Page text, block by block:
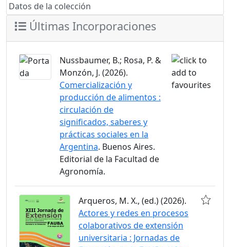
Datos de la colección
Últimas Incorporaciones
Nussbaumer, B.; Rosa, P. &
Monzón, J. (2026).
Comercialización y
producción de alimentos :
circulación de
significados, saberes y
prácticas sociales en la
Argentina. Buenos Aires.
Editorial de la Facultad de
Agronomía.
Arqueros, M. X., (ed.) (2026).
Actores y redes en procesos
colaborativos de extensión
universitaria : Jornadas de